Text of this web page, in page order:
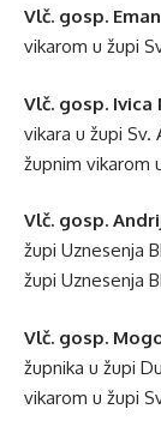
Vlč. gosp.
vikarom u župi
Vlč. gosp. Ivica
vikara u župi
župnim vikarom
Vlč. gosp.
župi Uznesenja
župi Uznesenja
Vlč. gosp.
župnika u župi
vikarom u župi